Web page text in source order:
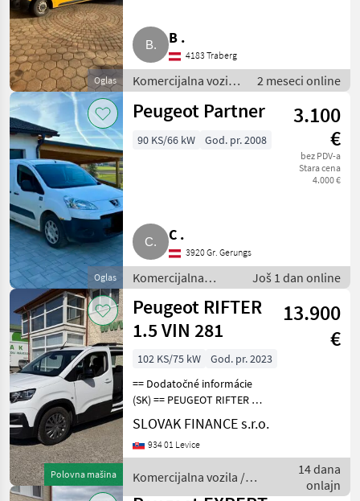
Oglas
B .
4183 Traberg
Komercijalna vozila
/ Teretna vozila
(kamioni)
2 meseci online
Oglas
Peugeot Partner
3.100
€
bez PDV-a
Stara cena
4.000 €
90 KS/66 kW God. pr. 2008
C .
3920 Gr. Gerungs
Komercijalna
vozila / Teretna
vozila (kamioni)
Još 1 dan online
Polovna mašina
Peugeot RIFTER
1.5 VIN 281
13.900
€
102 KS/75 kW
God. pr. 2023
== Dodatočné informácie
(SK) == PEUGEOT RIFTER 1,
5 diesel r.v.03/2023, 122 261
km, EURO 6, 75 kW, 1499
cm3, manuál 6st, 5 miest na
rá
SLOVAK FINANCE s.r.o.
934 01 Levice
Komercijalna vozila /
Peugeot
14 dana
onlajn